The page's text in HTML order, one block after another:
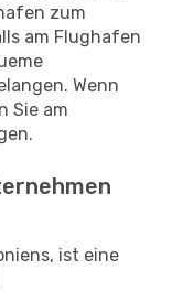
zum
am Flughafen
Wenn
Sie am
ist eine